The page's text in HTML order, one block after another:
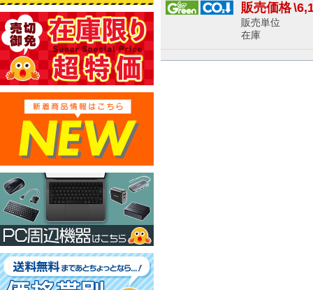
販売価格
販売単
在庫 メ